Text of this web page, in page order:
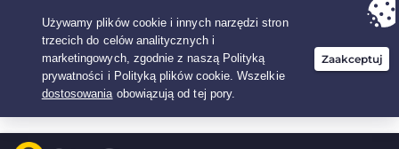
Twój wybór:Najlepsza umowana3.3333333333333-lat w$
/miesiąc